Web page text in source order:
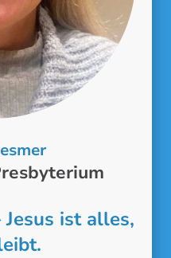
Jesus ist alles,